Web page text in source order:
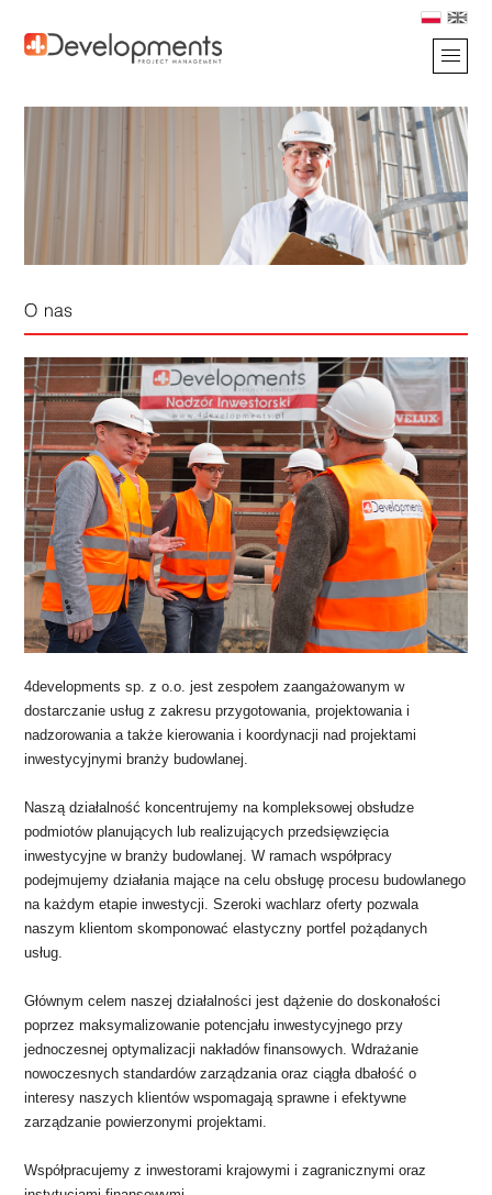
4developments sp. z o.o. jest zespołem zaangażowanym w
dostarczanie usług z zakresu przygotowania, projektowania i
nadzorowania a także kierowania i koordynacji nad projektami
inwestycyjnymi branży budowlanej.
Naszą działalność koncentrujemy na kompleksowej obsłudze
podmiotów planujących lub realizujących przedsięwzięcia
inwestycyjne w branży budowlanej. W ramach współpracy
podejmujemy działania mające na celu obsługę procesu budowlanego
na każdym etapie inwestycji. Szeroki wachlarz oferty pozwala
naszym klientom skomponować elastyczny portfel pożądanych
usług.
Głównym celem naszej działalności jest dążenie do doskonałości
poprzez maksymalizowanie potencjału inwestycyjnego przy
jednoczesnej optymalizacji nakładów finansowych. Wdrażanie
nowoczesnych standardów zarządzania oraz ciągła dbałość o
interesy naszych klientów wspomagają sprawne i efektywne
zarządzanie powierzonymi projektami.
Współpracujemy z inwestorami krajowymi i zagranicznymi oraz